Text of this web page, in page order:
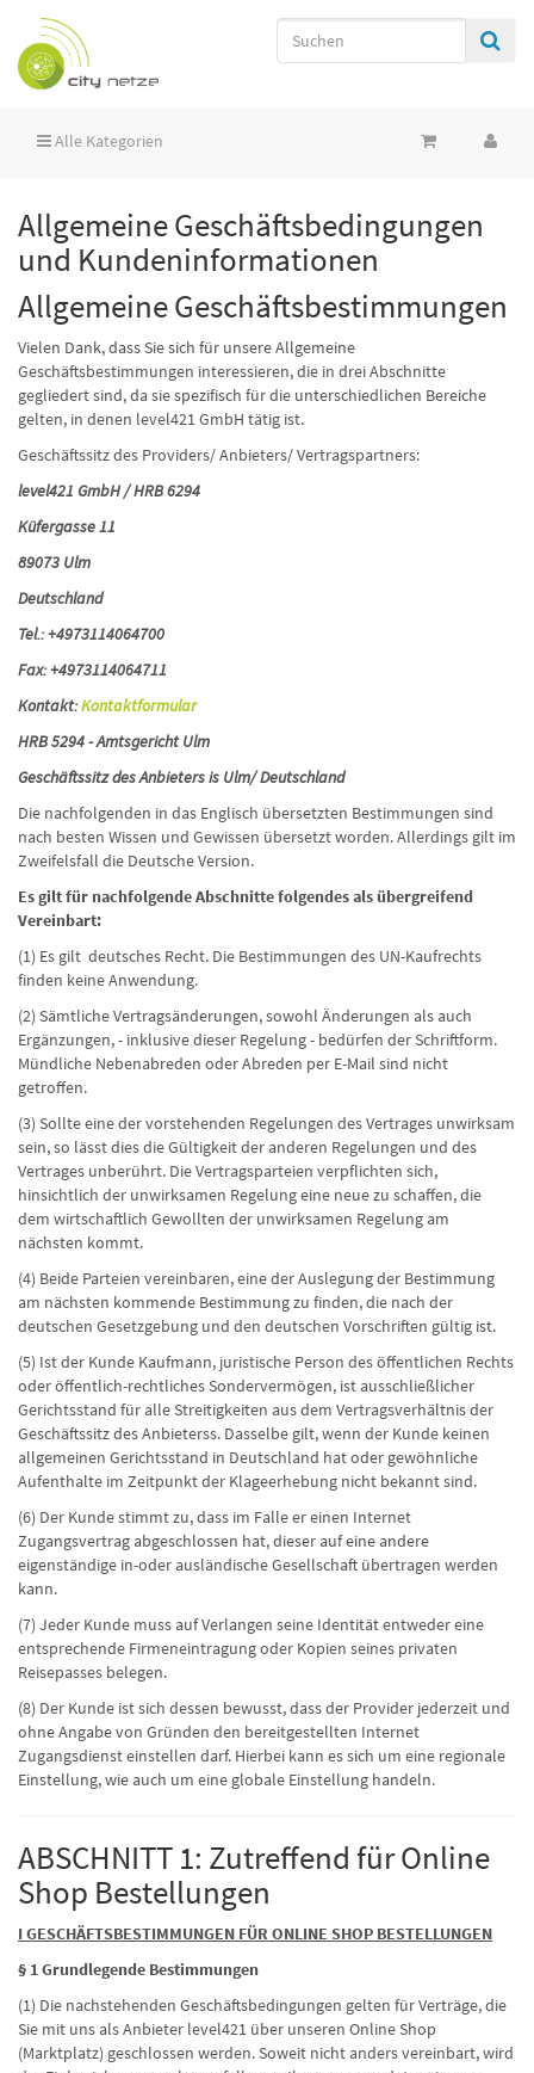
Alle Kategorien
Allgemeine Geschäftsbedingungen
und Kundeninformationen
Allgemeine Geschäftsbestimmungen
Vielen Dank, dass Sie sich für unsere Allgemeine
Geschäftsbestimmungen interessieren, die in drei Abschnitte
gegliedert sind, da sie spezifisch für die unterschiedlichen Bereiche
gelten, in denen level421 GmbH tätig ist.
Geschäftssitz des Providers/ Anbieters/ Vertragspartners:
level421 GmbH / HRB 6294
Küfergasse 11
89073 Ulm
Deutschland
Tel.: +4973114064700
Fax: +4973114064711
Kontakt:Kontaktformular
HRB 5294 - Amtsgericht Ulm
Geschäftssitz des Anbieters is Ulm/ Deutschland
Die nachfolgenden in das Englisch übersetzten Bestimmungen sind
nach besten Wissen und Gewissen übersetzt worden. Allerdings gilt im
Zweifelsfall die Deutsche Version.
Es gilt für nachfolgende Abschnitte folgendes als übergreifend
Vereinbart:
(1) Es gilt deutsches Recht. Die Bestimmungen des UN-Kaufrechts
finden keine Anwendung.
(2) Sämtliche Vertragsänderungen, sowohl Änderungen als auch
Ergänzungen, - inklusive dieser Regelung - bedürfen der Schriftform.
Mündliche Nebenabreden oder Abreden per E-Mail sind nicht
getroffen.
(3) Sollte eine der vorstehenden Regelungen des Vertrages unwirksam
sein, so lässt dies die Gültigkeit der anderen Regelungen und des
Vertrages unberührt. Die Vertragsparteien verpflichten sich,
hinsichtlich der unwirksamen Regelung eine neue zu schaffen, die
dem wirtschaftlich Gewollten der unwirksamen Regelung am
nächsten kommt.
(4) Beide Parteien vereinbaren, eine der Auslegung der Bestimmung
am nächsten kommende Bestimmung zu finden, die nach der
deutschen Gesetzgebung und den deutschen Vorschriften gültig ist.
(5) Ist der Kunde Kaufmann, juristische Person des öffentlichen Rechts
oder öffentlich-rechtliches Sondervermögen, ist ausschließlicher
Gerichtsstand für alle Streitigkeiten aus dem Vertragsverhältnis der
Geschäftssitz des Anbieterss. Dasselbe gilt, wenn der Kunde keinen
allgemeinen Gerichtsstand in Deutschland hat oder gewöhnliche
Aufenthalte im Zeitpunkt der Klageerhebung nicht bekannt sind.
(6) Der Kunde stimmt zu, dass im Falle er einen Internet
Zugangsvertrag abgeschlossen hat, dieser auf eine andere
eigenständige in-oder ausländische Gesellschaft übertragen werden
kann.
(7) Jeder Kunde muss auf Verlangen seine Identität entweder eine
entsprechende Firmeneintragung oder Kopien seines privaten
Reisepasses belegen.
(8) Der Kunde ist sich dessen bewusst, dass der Provider jederzeit und
ohne Angabe von Gründen den bereitgestellten Internet
Zugangsdienst einstellen darf. Hierbei kann es sich um eine regionale
Einstellung, wie auch um eine globale Einstellung handeln.
ABSCHNITT 1: Zutreffend für Online
Shop Bestellungen
I GESCHÄFTSBESTIMMUNGEN FÜR ONLINE SHOP BESTELLUNGEN
§ 1 Grundlegende Bestimmungen
(1) Die nachstehenden Geschäftsbedingungen gelten für Verträge, die
Sie mit uns als Anbieter level421 über unseren Online Shop
(Marktplatz) geschlossen werden. Soweit nicht anders vereinbart, wird